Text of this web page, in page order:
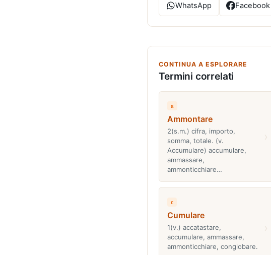
WhatsApp Facebook
CONTINUA A ESPLORARE
Termini correlati
a
Ammontare
2(s.m.) cifra, importo,
somma, totale. (v.
Accumulare) accumulare,
ammassare,
ammonticchiare…
c
Cumulare
1(v.) accatastare,
accumulare, ammassare,
ammonticchiare, conglobare.